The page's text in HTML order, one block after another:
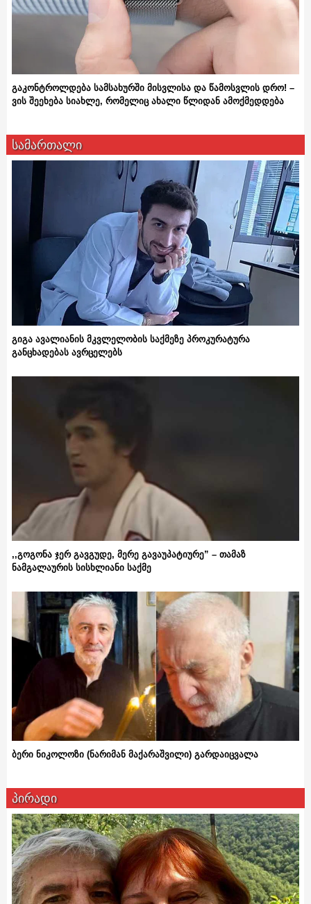
გაკონტროლდება სამსახურში მისვლისა და წამოსვლის დრო! –
ვის შეეხება სიახლე, რომელიც ახალი წლიდან ამოქმედდება
სამართალი
გიგა ავალიანის მკვლელობის საქმეზე პროკურატურა
განცხადებას ავრცელებს
,,გოგონა ჯერ გავგუდე, მერე გავაუპატიურე” – თამაზ
ნამგალაურის სისხლიანი საქმე
ბერი ნიკოლოზი (ნარიმან მაქარაშვილი) გარდაიცვალა
პირადი